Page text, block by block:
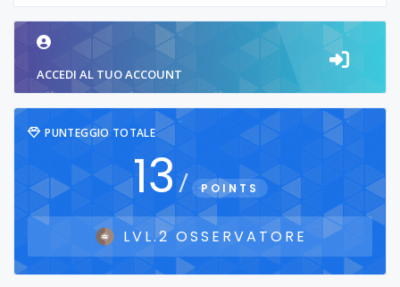
ACCEDI AL TUO ACCOUNT
PUNTEGGIO TOTALE
13/ POINTS
LVL.2 OSSERVATORE